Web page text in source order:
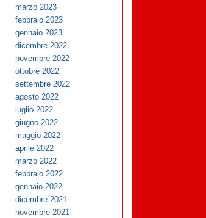
marzo 2023
febbraio 2023
gennaio 2023
dicembre 2022
novembre 2022
ottobre 2022
settembre 2022
agosto 2022
luglio 2022
giugno 2022
maggio 2022
aprile 2022
marzo 2022
febbraio 2022
gennaio 2022
dicembre 2021
novembre 2021